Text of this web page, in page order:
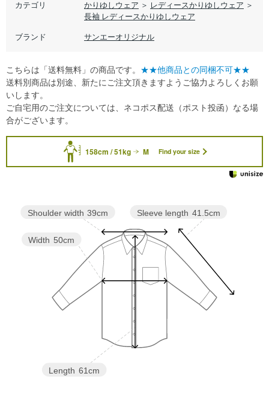
カテゴリ かりゆしウェア ＞ レディースかりゆしウェア ＞
長袖 レディースかりゆしウェア
ブランド サンエーオリジナル
158cm / 51kg M Find your size
Sleeve length 41.5cm
Length 61cm
Width 50cm
Shoulder width 39cm
こちらは「送料無料」の商品です。 ★★他商品との同梱不可★★
送料別商品は別途、新たにご注文頂きますようご協力よろしくお願
いします。
ご自宅用のご注文については、ネコポス配送（ポスト投函）なる場
合がございます。